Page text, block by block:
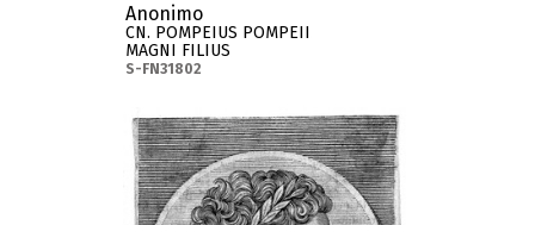
Anonimo
CN. POMPEIUS POMPEII
MAGNI FILIUS
S-FN31802